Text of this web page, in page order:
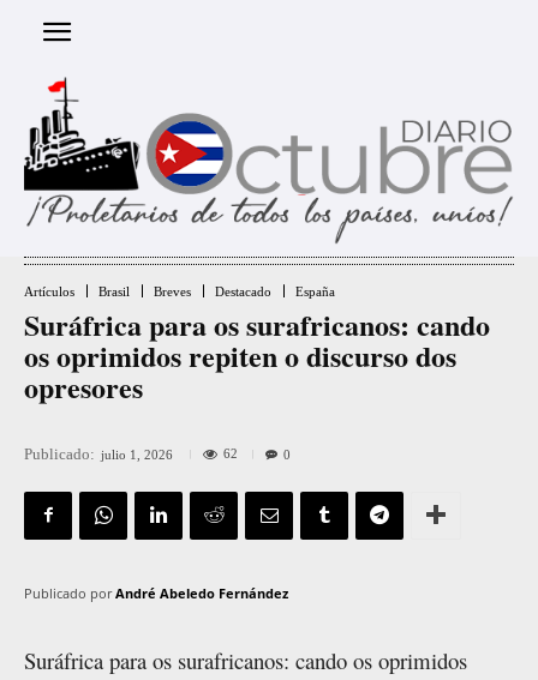
Artículos Brasil Breves Destacado España
Suráfrica para os surafricanos: cando
os oprimidos repiten o discurso dos
opresores
Publicado: julio 1, 2026 62 0
Publicado por André Abeledo Fernández
Suráfrica para os surafricanos: cando os oprimidos